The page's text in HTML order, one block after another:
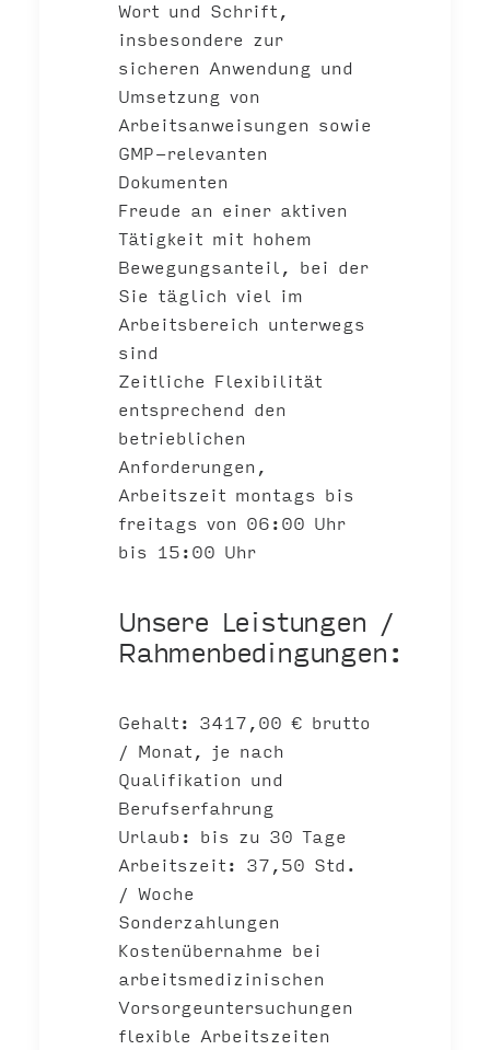
Wort und Schrift,
insbesondere zur
sicheren Anwendung und
Umsetzung von
Arbeitsanweisungen sowie
GMP-relevanten
Dokumenten
Freude an einer aktiven
Tätigkeit mit hohem
Bewegungsanteil, bei der
Sie täglich viel im
Arbeitsbereich unterwegs
sind
Zeitliche Flexibilität
entsprechend den
betrieblichen
Anforderungen,
Arbeitszeit montags bis
freitags von 06:00 Uhr
bis 15:00 Uhr
Unsere Leistungen /
Rahmenbedingungen:
Gehalt: 3417,00 € brutto
/ Monat, je nach
Qualifikation und
Berufserfahrung
Urlaub: bis zu 30 Tage
Arbeitszeit: 37,50 Std.
/ Woche
Sonderzahlungen
Kostenübernahme bei
arbeitsmedizinischen
Vorsorgeuntersuchungen
flexible Arbeitszeiten